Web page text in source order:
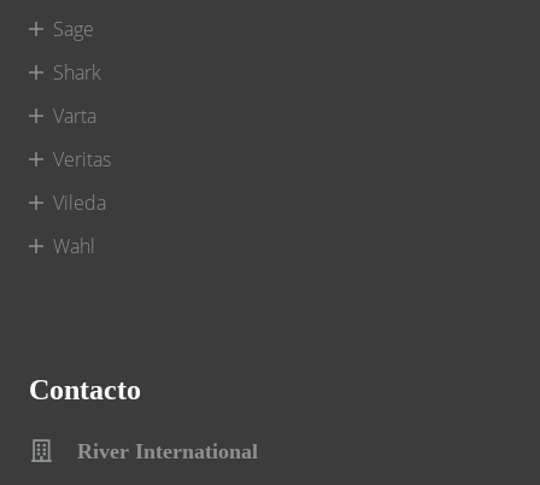
Sage
Shark
Varta
Veritas
Vileda
Wahl
Contacto
River International